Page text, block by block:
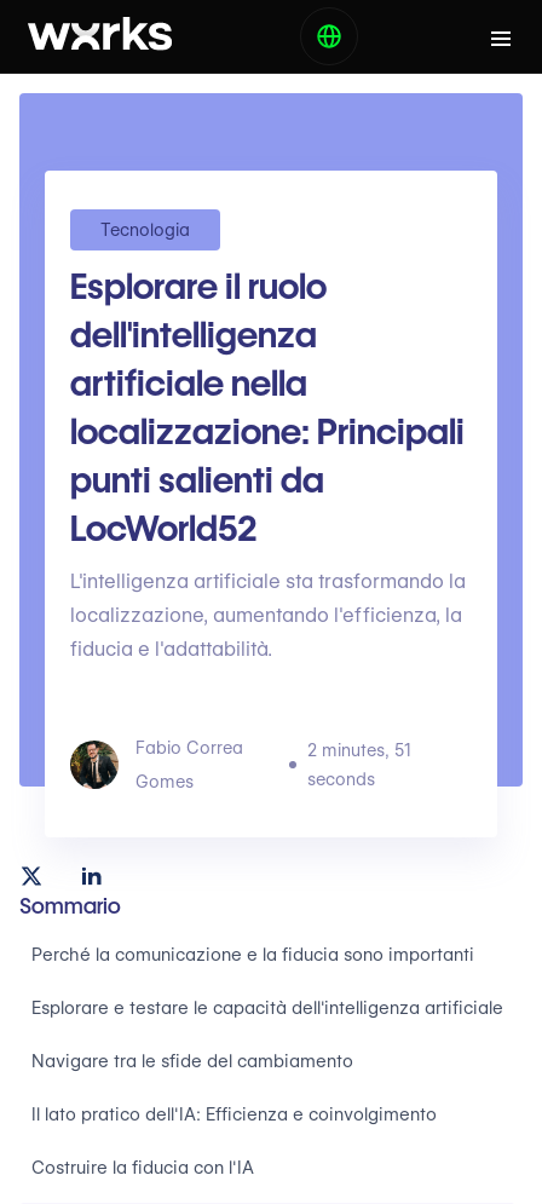
Tecnologia
Esplorare il ruolo
dell'intelligenza
artificiale nella
localizzazione: Principali
punti salienti da
LocWorld52
L'intelligenza artificiale sta trasformando la
localizzazione, aumentando l'efficienza, la
fiducia e l'adattabilità.
Fabio Correa
Gomes
2 minutes, 51
seconds
Sommario
Perché la comunicazione e la fiducia sono importanti
Esplorare e testare le capacità dell'intelligenza artificiale
Navigare tra le sfide del cambiamento
Il lato pratico dell'IA: Efficienza e coinvolgimento
Costruire la fiducia con l'IA